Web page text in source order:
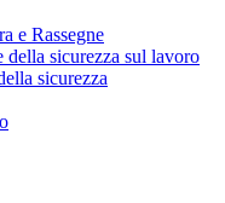
e Rassegne
sicurezza sul lavoro
sicurezza